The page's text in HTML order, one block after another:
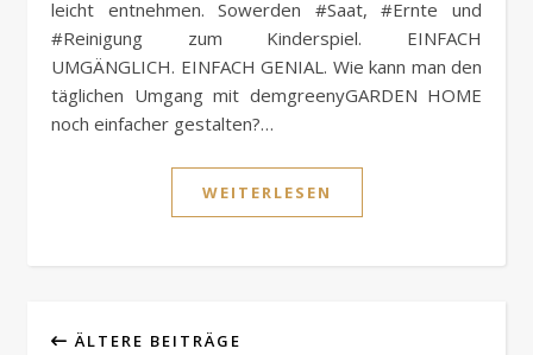
leicht entnehmen. Sowerden #Saat, #Ernte und
#Reinigung zum Kinderspiel. EINFACH
UMGÄNGLICH. EINFACH GENIAL. Wie kann man den
täglichen Umgang mit demgreenyGARDEN HOME
noch einfacher gestalten?…
WEITERLESEN
ÄLTERE BEITRÄGE